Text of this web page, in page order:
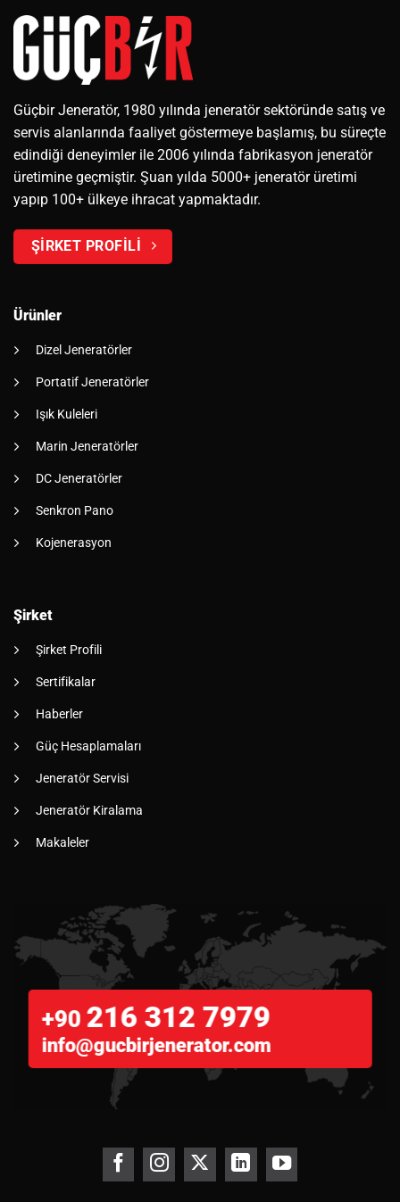
Güçbir Jeneratör, 1980 yılında jeneratör sektöründe satış ve
servis alanlarında faaliyet göstermeye başlamış, bu süreçte
edindiği deneyimler ile 2006 yılında fabrikasyon jeneratör
üretimine geçmiştir. Şuan yılda 5000+ jeneratör üretimi
yapıp 100+ ülkeye ihracat yapmaktadır.
ŞİRKET PROFİLİ
Ürünler
Dizel Jeneratörler
Portatif Jeneratörler
Işık Kuleleri
Marin Jeneratörler
DC Jeneratörler
Senkron Pano
Kojenerasyon
Şirket
Şirket Profili
Sertifikalar
Haberler
Güç Hesaplamaları
Jeneratör Servisi
Jeneratör Kiralama
Makaleler
+90 216 312 7979
info@gucbirjenerator.com